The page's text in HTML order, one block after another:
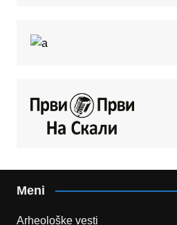
Meni
Arheološke vesti